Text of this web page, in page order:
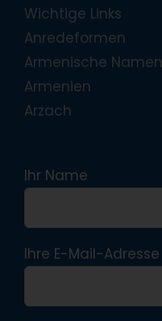
Wichtige Links
Anredeformen
Armenische Namen
Armenien
Arzach
Ihr Name
Ihre E-Mail-Adresse